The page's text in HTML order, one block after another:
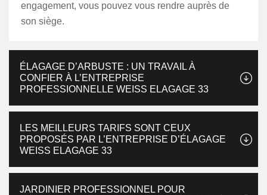
engagement, vous pouvez vous rendre auprès de
son siège.
ÉLAGAGE D’ARBUSTE : UN TRAVAIL À
CONFIER À L’ENTREPRISE
PROFESSIONNELLE WEISS ELAGAGE 33
LES MEILLEURS TARIFS SONT CEUX
PROPOSÉS PAR L’ENTREPRISE D’ÉLAGAGE
WEISS ELAGAGE 33
JARDINIER PROFESSIONNEL POUR